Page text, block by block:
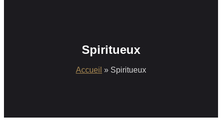
Spiritueux
Accueil » Spiritueux